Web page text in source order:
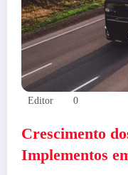
Editor 0
Crescimento
Implementos